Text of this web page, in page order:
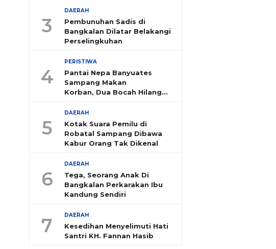
3
DAERAH
Pembunuhan Sadis di
Bangkalan Dilatar Belakangi
Perselingkuhan
4
PERISTIWA
Pantai Nepa Banyuates
Sampang Makan
Korban, Dua Bocah Hilang
5
DAERAH
Kotak Suara Pemilu di
Robatal Sampang Dibawa
Kabur Orang Tak Dikenal
6
DAERAH
Tega, Seorang Anak Di
Bangkalan Perkarakan Ibu
Kandung Sendiri
7 DAERAH
Kesedihan Menyelimuti Hati
Santri KH. Fannan Hasib